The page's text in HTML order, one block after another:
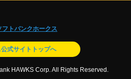
式サイトトップへ
HAWKS Corp. All Rights Reserved.